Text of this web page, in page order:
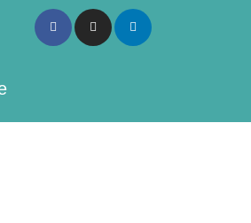
Facebook-
f
InstagramLinkedin